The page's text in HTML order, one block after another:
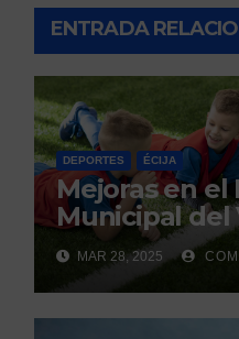
ENTRADA
DEPORTES ÉCIJA
Mejoras en
Municipal del
Renovación y
Continuo.
MAR 28, 2025